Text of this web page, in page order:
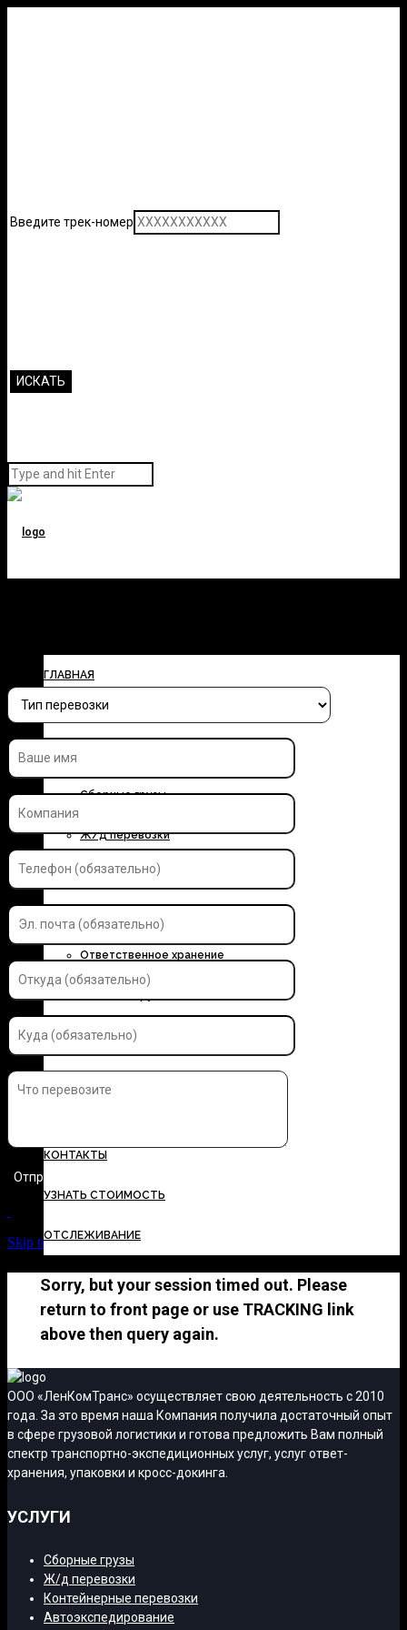
Введите трек-номер
ГЛАВНАЯ
О КОМПАНИИ
УСЛУГИ
Сборные грузы
Ж/д перевозки
Контейнерные перевозки
Автоэкспедирование
Ответственное хранение
Страхование грузов
ДОКУМЕНТЫ
КОНТАКТЫ
УЗНАТЬ СТОИМОСТЬ
ОТСЛЕЖИВАНИЕ
стоимость перевозки
Skip to Content
Sorry, but your session timed out. Please
return to front page or use TRACKING link
above then query again.
ООО «ЛенКомТранс» осуществляет свою деятельность с 2010
года. За это время наша Компания получила достаточный опыт
в сфере грузовой логистики и готова предложить Вам полный
спектр транспортно-экспедиционных услуг, услуг ответ-
хранения, упаковки и кросс-докинга.
УСЛУГИ
Сборные грузы
Ж/д перевозки
Контейнерные перевозки
Автоэкспедирование